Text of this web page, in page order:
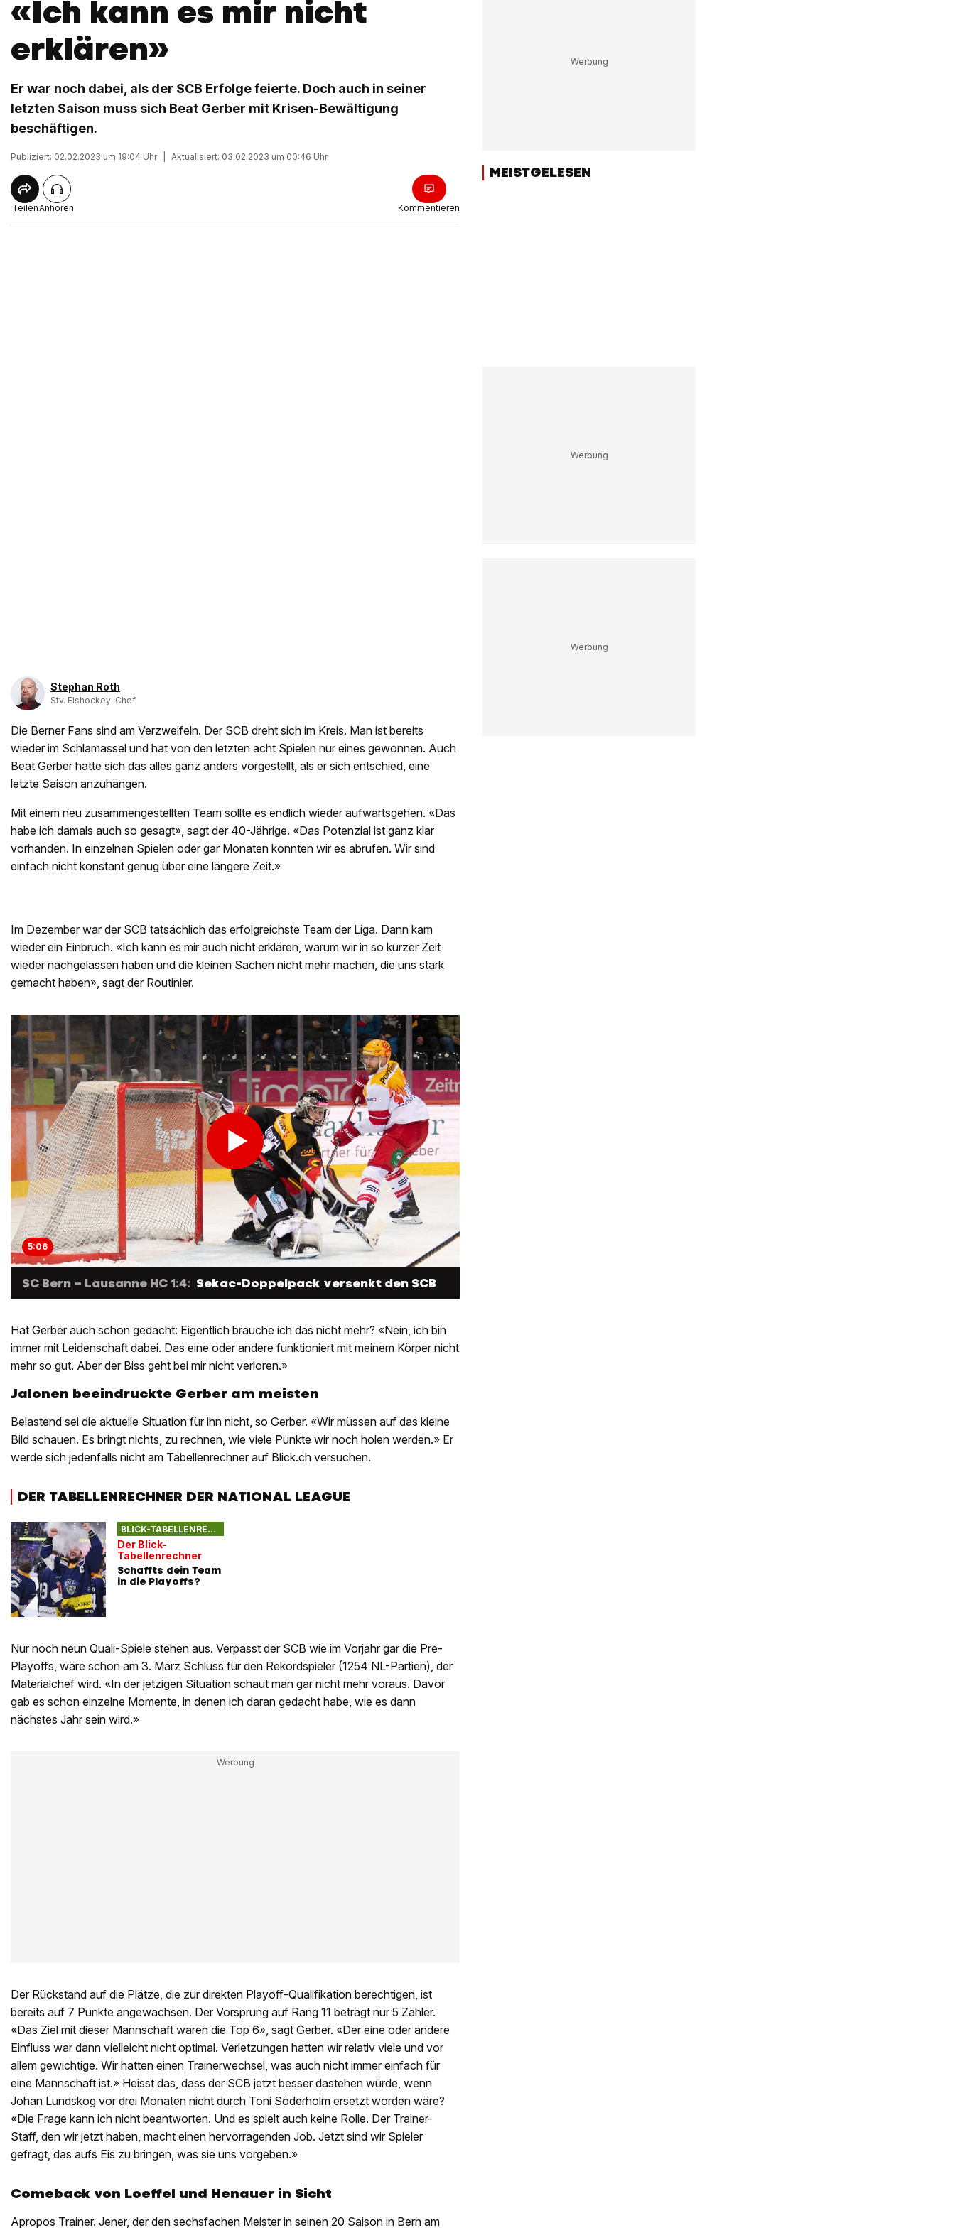
«Ich kann es mir nicht
erklären»
Er war noch dabei, als der SCB Erfolge feierte. Doch auch in seiner
letzten Saison muss sich Beat Gerber mit Krisen-Bewältigung
beschäftigen.
Publiziert: 02.02.2023 um 19:04 Uhr Aktualisiert: 03.02.2023 um 00:46 Uhr
TeilenAnhören Kommentieren
Stephan Roth
Stv. Eishockey-Chef
Die Berner Fans sind am Verzweifeln. Der SCB dreht sich im Kreis. Man ist bereits
wieder im Schlamassel und hat von den letzten acht Spielen nur eines gewonnen. Auch
Beat Gerber hatte sich das alles ganz anders vorgestellt, als er sich entschied, eine
letzte Saison anzuhängen.
Mit einem neu zusammengestellten Team sollte es endlich wieder aufwärtsgehen. «Das
habe ich damals auch so gesagt», sagt der 40-Jährige. «Das Potenzial ist ganz klar
vorhanden. In einzelnen Spielen oder gar Monaten konnten wir es abrufen. Wir sind
einfach nicht konstant genug über eine längere Zeit.»
Im Dezember war der SCB tatsächlich das erfolgreichste Team der Liga. Dann kam
wieder ein Einbruch. «Ich kann es mir auch nicht erklären, warum wir in so kurzer Zeit
wieder nachgelassen haben und die kleinen Sachen nicht mehr machen, die uns stark
gemacht haben», sagt der Routinier.
5:06
SC Bern – Lausanne HC 1:4: Sekac-Doppelpack versenkt den SCB
Hat Gerber auch schon gedacht: Eigentlich brauche ich das nicht mehr? «Nein, ich bin
immer mit Leidenschaft dabei. Das eine oder andere funktioniert mit meinem Körper nicht
mehr so gut. Aber der Biss geht bei mir nicht verloren.»
Jalonen beeindruckte Gerber am meisten
Belastend sei die aktuelle Situation für ihn nicht, so Gerber. «Wir müssen auf das kleine
Bild schauen. Es bringt nichts, zu rechnen, wie viele Punkte wir noch holen werden.» Er
werde sich jedenfalls nicht am Tabellenrechner auf Blick.ch versuchen.
DER TABELLENRECHNER DER NATIONAL LEAGUE
BLICK-TABELLENRECHNER
Der Blick-
Tabellenrechner
Schaffts dein Team
in die Playoffs?
Nur noch neun Quali-Spiele stehen aus. Verpasst der SCB wie im Vorjahr gar die Pre-
Playoffs, wäre schon am 3. März Schluss für den Rekordspieler (1254 NL-Partien), der
Materialchef wird. «In der jetzigen Situation schaut man gar nicht mehr voraus. Davor
gab es schon einzelne Momente, in denen ich daran gedacht habe, wie es dann
nächstes Jahr sein wird.»
Der Rückstand auf die Plätze, die zur direkten Playoff-Qualifikation berechtigen, ist
bereits auf 7 Punkte angewachsen. Der Vorsprung auf Rang 11 beträgt nur 5 Zähler.
«Das Ziel mit dieser Mannschaft waren die Top 6», sagt Gerber. «Der eine oder andere
Einfluss war dann vielleicht nicht optimal. Verletzungen hatten wir relativ viele und vor
allem gewichtige. Wir hatten einen Trainerwechsel, was auch nicht immer einfach für
eine Mannschaft ist.» Heisst das, dass der SCB jetzt besser dastehen würde, wenn
Johan Lundskog vor drei Monaten nicht durch Toni Söderholm ersetzt worden wäre?
«Die Frage kann ich nicht beantworten. Und es spielt auch keine Rolle. Der Trainer-
Staff, den wir jetzt haben, macht einen hervorragenden Job. Jetzt sind wir Spieler
gefragt, das aufs Eis zu bringen, was sie uns vorgeben.»
Comeback von Loeffel und Henauer in Sicht
Apropos Trainer. Jener, der den sechsfachen Meister in seinen 20 Saison in Bern am
MEISTGELESEN